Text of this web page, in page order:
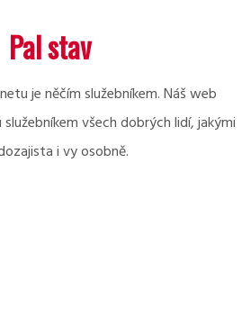
Pal stav
je něčím služebníkem. Náš web
všech dobrých lidí, jakými
i vy osobně.